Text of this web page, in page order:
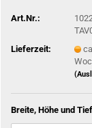
Art.Nr.:
Lieferzeit:
Breite, Höhe und